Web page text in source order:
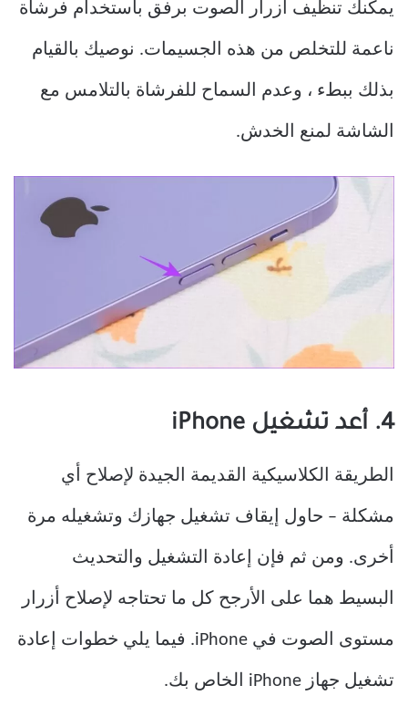
يمكنك تنظيف أزرار الصوت برفق باستخدام فرشاة
ناعمة للتخلص من هذه الجسيمات. نوصيك بالقيام
بذلك ببطء ، وعدم السماح للفرشاة بالتلامس مع
الشاشة لمنع الخدش.
4. أعد تشغيل iPhone
الطريقة الكلاسيكية القديمة الجيدة لإصلاح أي
مشكلة – حاول إيقاف تشغيل جهازك وتشغيله مرة
أخرى. ومن ثم فإن إعادة التشغيل والتحديث
البسيط هما على الأرجح كل ما تحتاجه لإصلاح أزرار
مستوى الصوت في iPhone. فيما يلي خطوات إعادة
تشغيل جهاز iPhone الخاص بك.